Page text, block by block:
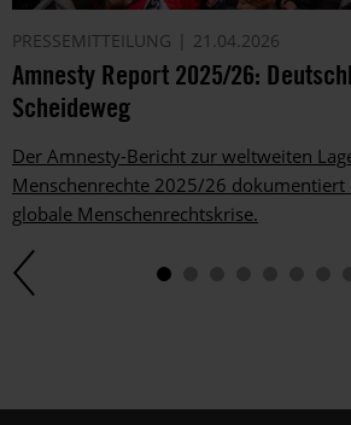
PRESSEMITTEILUNG 21.04.2026
Amnesty Report 2025/26:
Scheideweg
Der Amnesty-Bericht zur weltweiten
Menschenrechte 2025/26 dokumentiert
globale Menschenrechtskrise.